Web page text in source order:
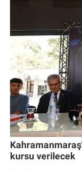
kursu verilecek